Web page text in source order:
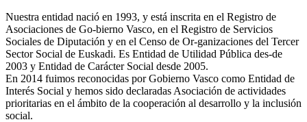
Nuestra entidad nació en 1993, y está inscrita en el Registro de
Asociaciones de Go-bierno Vasco, en el Registro de Servicios
Sociales de Diputación y en el Censo de Or-ganizaciones del Tercer
Sector Social de Euskadi. Es Entidad de Utilidad Pública des-de
2003 y Entidad de Carácter Social desde 2005.
En 2014 fuimos reconocidas por Gobierno Vasco como Entidad de
Interés Social y hemos sido declaradas Asociación de actividades
prioritarias en el ámbito de la cooperación al desarrollo y la inclusión
social.